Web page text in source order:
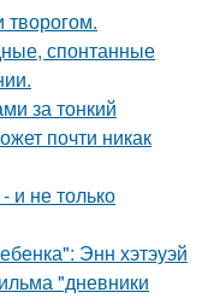
спонтанные
за тонкий
почти никак
и не только
Энн хэтэуэй
"дневники